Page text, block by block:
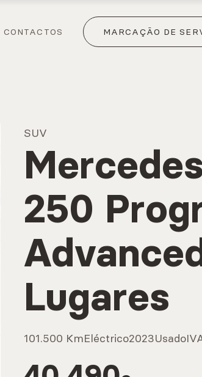
CONTACTOS MARCAÇÃO DE
SUV
250
Lugares
101.500 KmEléctrico2023Usado